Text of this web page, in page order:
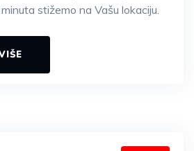
stižemo na Vašu lokaciju.